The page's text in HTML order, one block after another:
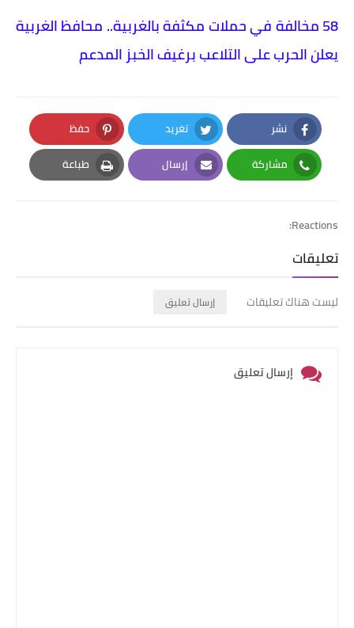
58 مخالفة في حملات مكثفة بالغربية.. محافظ الغربية
يعلن الحرب على التلاعب برغيف الخبز المدعم
نشر
Facebook
تغريد
Twitter
حفظ
Pinterest
مشاركة
Whatsapp
إرسال
Email
طباعة
Print
Reactions:
تعليقات
ليست هناك تعليقات إرسال تعليق
إرسال تعليق